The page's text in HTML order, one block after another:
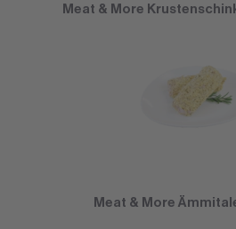
Meat & More
Meat & More